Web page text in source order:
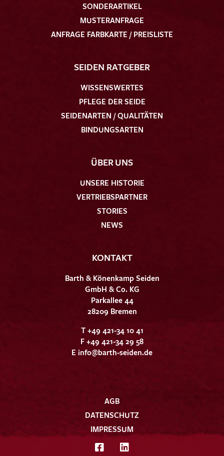
SONDERARTIKEL
MUSTERANFRAGE
ANFRAGE FARBKARTE / PREISLISTE
SEIDEN RATGEBER
WISSENSWERTES
PFLEGE DER SEIDE
SEIDENARTEN / QUALITÄTEN
BINDUNGSARTEN
ÜBER UNS
UNSERE HISTORIE
VERTRIEBSPARTNER
STORIES
NEWS
KONTAKT
Barth & Könenkamp Seiden
GmbH & Co. KG
Parkallee 44
28209 Bremen
T +49 421-34 10 41
F +49 421-34 29 58
E info@barth-seiden.de
AGB
DATENSCHUTZ
IMPRESSUM